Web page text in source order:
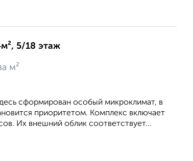
5/18 этаж
м²
сформирован особый микроклимат, в
приоритетом. Комплекс включает
Их внешний облик соответствует...